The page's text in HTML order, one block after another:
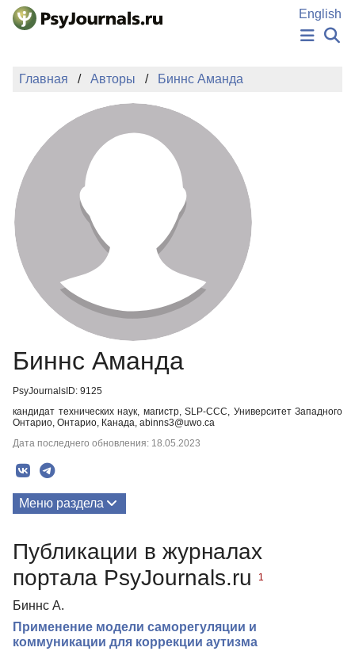
Перейти к основному содержанию
English
НОВОСТИ
АВТОРЫ
ПОДАТЬ РУКОПИСЬ
БАЗА ЗНАНИЙ
КЛЮЧЕВЫЕ СЛОВА
Регистрация
Главная Авторы Биннс Аманда
Биннс Аманда
PsyJournalsID: 9125
кандидат технических наук, магистр, SLP-CCC, Университет Западного
Онтарио, Онтарио, Канада, abinns3@uwo.ca
Дата последнего обновления: 18.05.2023
Меню раздела
Публикации в журналах
портала PsyJournals.ru
1
Биннс А.
Применение модели саморегуляции и
коммуникации для коррекции аутизма